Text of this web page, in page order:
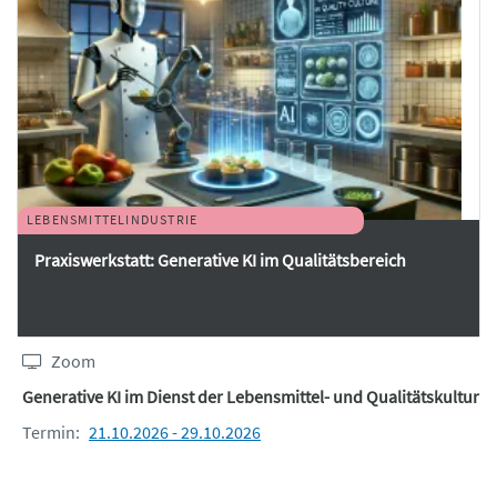
LEBENSMITTELINDUSTRIE
Praxiswerkstatt: Generative KI im Qualitätsbereich
Zoom
Generative KI im Dienst der Lebensmittel- und Qualitätskultur
Termin: 21.10.2026 - 29.10.2026